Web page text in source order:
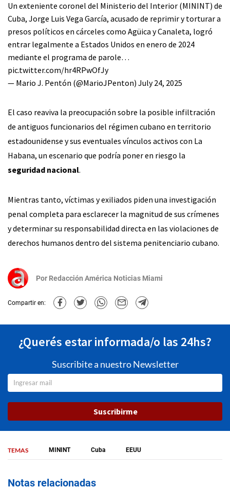
Un exteniente coronel del Ministerio del Interior (MININT) de
Cuba, Jorge Luis Vega García, acusado de reprimir y torturar a
presos políticos en cárceles como Agüica y Canaleta, logró
entrar legalmente a Estados Unidos en enero de 2024
mediante el programa de parole…
pic.twitter.com/hr4RPwOfJy
— Mario J. Pentón (@MarioJPenton) July 24, 2025
El caso reaviva la preocupación sobre la posible infiltración
de antiguos funcionarios del régimen cubano en territorio
estadounidense y sus eventuales vínculos activos con La
Habana, un escenario que podría poner en riesgo la
seguridad nacional.
Mientras tanto, víctimas y exiliados piden una investigación
penal completa para esclarecer la magnitud de sus crímenes
y determinar su responsabilidad directa en las violaciones de
derechos humanos dentro del sistema penitenciario cubano.
Por Redacción América Noticias Miami
Compartir en:
¿Querés estar informada/o las 24hs?
Suscribite a nuestro Newsletter
Suscribirme
TEMAS MININT Cuba EEUU
Notas relacionadas